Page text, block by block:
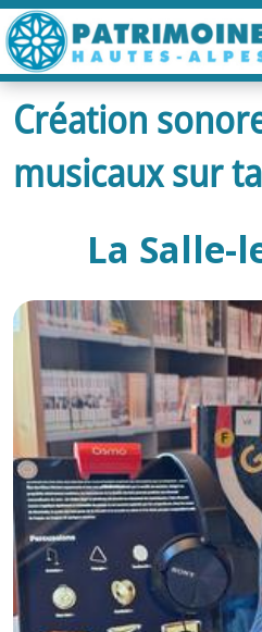
ACCUEIL
CARTE
PATRIMOINE
RANDONNÉES
ORGANISER SON SÉJOUR
RECHERCHER
FR
GB
IT
Création
musicaux sur
La Salle-